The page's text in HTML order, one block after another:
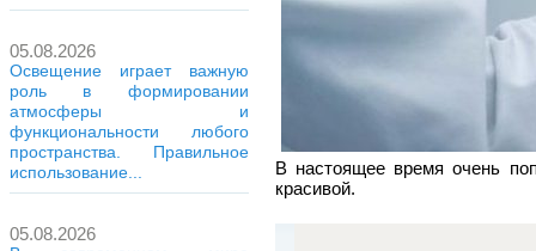
05.08.2026
Освещение играет важную
роль в формировании
атмосферы и
функциональности любого
пространства. Правильное
использование...
05.08.2026
В настоящее время очень
красивой.